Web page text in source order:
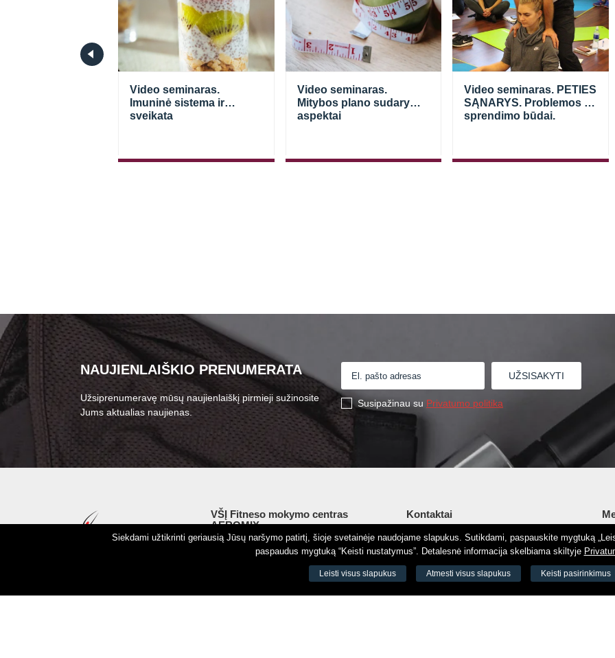
Video seminaras.
Imuninė sistema ir
sveikata
Video seminaras.
Mitybos plano sudarymo
aspektai
Video seminaras. PETIES
SĄNARYS. Problemos ir
sprendimo būdai.
NAUJIENLAIŠKIO PRENUMERATA
Užsiprenumeravę mūsų naujienlaiškį pirmieji sužinosite
Jums aktualias naujienas.
Susipažinau su Privatumo politika
VŠĮ Fitneso mokymo centras
AEROMIX
Įm. k. 300034190
LT98 7300 0100 8525 8188
Swedbankas, banko kodas 73000
Kontaktai
Šv. Stepono g. 27C, Vilnius, Lietuva
+37060779864
Siekdami užtikrinti geriausią Jūsų naršymo patirtį, šioje svetainėje naudojame slapukus. Sutikdami, paspauskite mygtuką
paspaudus mygtuką “Keisti nustatymus”. Detalesnė informacija skelbiama skiltyje
Leisti visus slapukus Atmesti visus slapukus Keisti pasirinkimus